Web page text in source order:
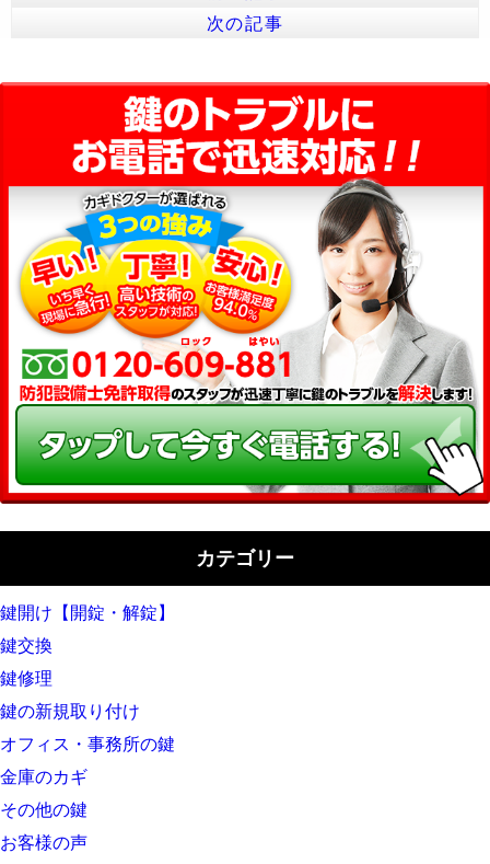
次の記事
カテゴリー
鍵開け【開錠・解錠】
鍵交換
鍵修理
鍵の新規取り付け
オフィス・事務所の鍵
金庫のカギ
その他の鍵
お客様の声